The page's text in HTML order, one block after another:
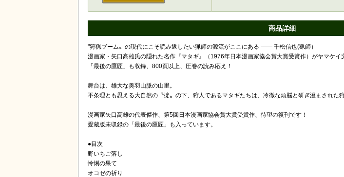
商品詳細
"狩猟ブーム〟の現代にこそ読み返したい猟師の源流がここにある ―― 千松信也(猟師）
漫画家・矢口高雄氏の隠れた名作『マタギ』（1976年日本漫画家協会賞大賞受賞作）がヤマケイ
「最後の鷹匠」も収録、800頁以上、圧巻の読み応え！
舞台は、雄大な奥羽山脈の山里。
不条理とも思える大自然の〝掟〟の下、狩人であるマタギたちは、冷徹な頭脳と研ぎ澄まされた
漫画家矢口高雄の代表傑作、第5回日本漫画家協会賞大賞受賞作、待望の復刊です！
愛蔵版未収録の「最後の鷹匠」も入っています。
●目次
野いちご落し
怜悧の果て
オコゼの祈り